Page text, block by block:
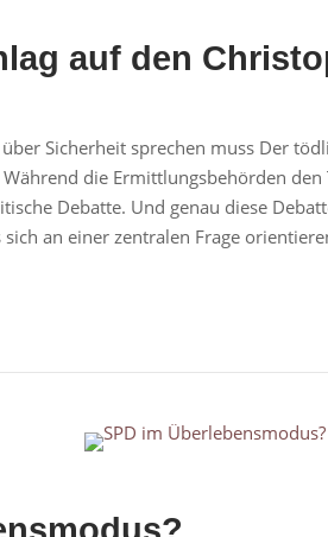
auf den
Sicherheit sprechen muss Der
die Ermittlungsbehörden
Debatte. Und genau diese
an einer zentralen Frage
Open post